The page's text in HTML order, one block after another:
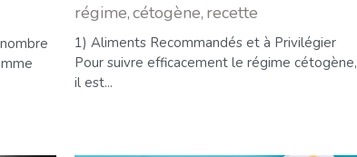
régime,cétogène, recette
1) Aliments Recommandés et à Privilégier
Pour suivre efficacement le régime cétogène,
il est...